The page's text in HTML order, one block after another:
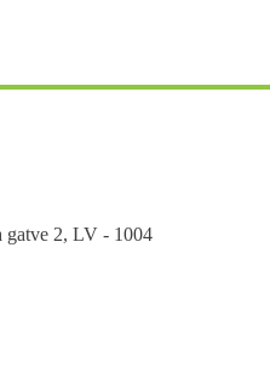
gatve 2, LV - 1004